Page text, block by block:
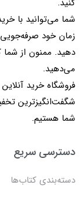
کنید.
شما می‌توانید با
زمان خود
دهید. ممنون از شما
می‌دهید.
فروشگاه خرید
شگفت‌انگیزترین
شما هستیم.
دسترسی سریع
دسته‌بندی کتاب‌ها